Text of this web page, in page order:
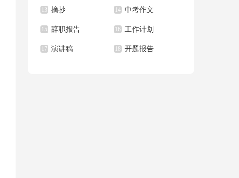
(15篇) 记合集4篇
13 摘抄 14 中考作文
15 辞职报告 16 工作计划
17 演讲稿 18 开题报告